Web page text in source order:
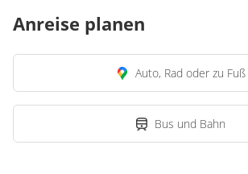
Anreise planen
Auto, Rad oder zu Fuß
Bus und Bahn